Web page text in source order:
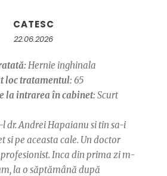
CATESC
22.06.2026
Hernie inghinala
loc tratamentul: 65
la intrarea în cabinet: Scurt
dr. Andrei Hapaianu si tin sa-i
si pe aceasta cale. Un doctor
Inca din prima zi m-
la o săptămână după